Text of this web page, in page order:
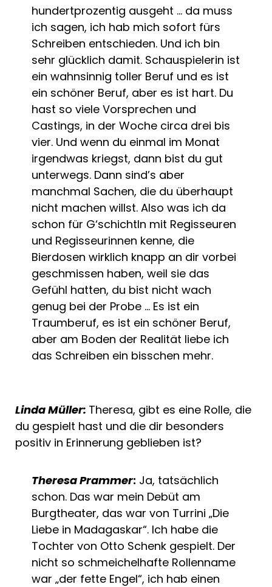
hundertprozentig ausgeht … da muss
ich sagen, ich hab mich sofort fürs
Schreiben entschieden. Und ich bin
sehr glücklich damit. Schauspielerin ist
ein wahnsinnig toller Beruf und es ist
ein schöner Beruf, aber es ist hart. Du
hast so viele Vorsprechen und
Castings, in der Woche circa drei bis
vier. Und wenn du einmal im Monat
irgendwas kriegst, dann bist du gut
unterwegs. Dann sind’s aber
manchmal Sachen, die du überhaupt
nicht machen willst. Also was ich da
schon für G‘schichtln mit Regisseuren
und Regisseurinnen kenne, die
Bierdosen wirklich knapp an dir vorbei
geschmissen haben, weil sie das
Gefühl hatten, du bist nicht wach
genug bei der Probe … Es ist ein
Traumberuf, es ist ein schöner Beruf,
aber am Boden der Realität liebe ich
das Schreiben ein bisschen mehr.
Linda Müller: Theresa, gibt es eine Rolle, die
du gespielt hast und die dir besonders
positiv in Erinnerung geblieben ist?
Theresa Prammer: Ja, tatsächlich
schon. Das war mein Debüt am
Burgtheater, das war von Turrini „Die
Liebe in Madagaskar“. Ich habe die
Tochter von Otto Schenk gespielt. Der
nicht so schmeichelhafte Rollenname
war „der fette Engel“, ich hab einen